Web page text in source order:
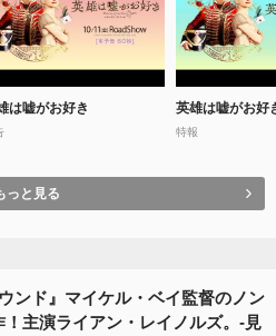
は嘘がお好き 英雄は嘘がお好
特報
っと見る
ンド』マイケル・ベイ監督のノン
主演ライアン・レイノルズ。-見